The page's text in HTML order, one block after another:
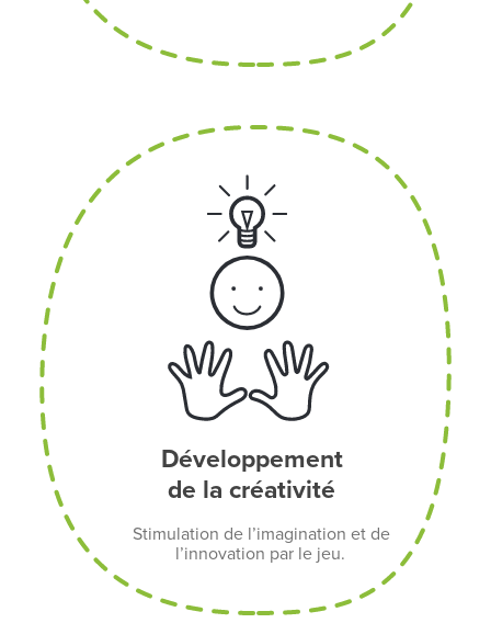
Développement
de la créativité
Stimulation de l’imagination et de
l’innovation par le jeu.